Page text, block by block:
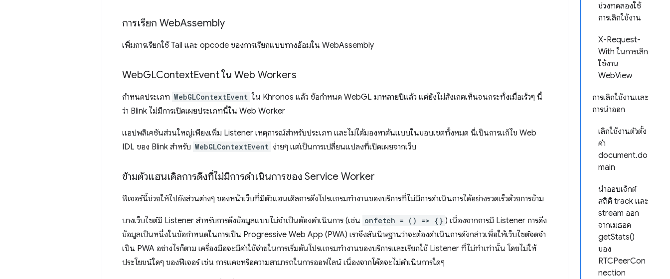
ช่วงทดลองใช้
การเลิกใช้งาน
X-Request-
With ในการเลิก
ใช้งาน
WebView
การเลิกใช้งานและ
การนำออก
เลิกใช้งานตัวตั้ง
ค่า
document.do
main
นำออบเจ็กต์
สถิติ track และ
stream ออก
จากเมธอด
getStats()
ของ
RTCPeerCon
nection
การเรียก WebAssembly
เพิ่มการเรียกใช้ Tail และ opcode ของการเรียกแบบทางอ้อมใน WebAssembly
WebGLContextEvent ใน Web Workers
กำหนดประเภท WebGLContextEvent ใน Khronos แล้ว ข้อกำหนด WebGL มาหลายปีแล้ว แต่ยังไม่สังเกตเห็นจนกระทั่งเมื่อเร็วๆ นี้
ว่า Blink ไม่มีการเปิดเผยประเภทนี้ใน Web Worker
แอปพลิเคชันส่วนใหญ่เพียงเพิ่ม Listener เหตุการณ์สำหรับประเภท และไม่ได้มองหาต้นแบบในขอบเขตทั้งหมด นี่เป็นการแก้ไข Web
IDL ของ Blink สำหรับ WebGLContextEvent ง่ายๆ แต่เป็นการเปลี่ยนแปลงที่เปิดเผยจากเว็บ
ข้ามตัวแฮนเดิลการดึงที่ไม่มีการดำเนินการของ Service Worker
ฟีเจอร์นี้ช่วยให้ไปยังส่วนต่างๆ ของหน้าเว็บที่มีตัวแฮนเดิลการดึงโปรแกรมทำงานของบริการที่ไม่มีการดำเนินการได้อย่างรวดเร็วด้วยการข้าม
บางเว็บไซต์มี Listener สำหรับการดึงข้อมูลแบบไม่จำเป็นต้องดำเนินการ (เช่น onfetch = () => {} ) เนื่องจากการมี Listener การดึง
ข้อมูลเป็นหนึ่งในข้อกำหนดในการเป็น Progressive Web App (PWA) เราจึงสันนิษฐานว่าจะต้องดำเนินการดังกล่าวเพื่อให้เว็บไซต์จดจำ
เป็น PWA อย่างไรก็ตาม เครื่องมือจะมีค่าใช้จ่ายในการเริ่มต้นโปรแกรมทำงานของบริการและเรียกใช้ Listener ที่ไม่ทำเท่านั้น โดยไม่ให้
ประโยชน์ใดๆ ของฟีเจอร์ เช่น การแคชหรือความสามารถในการออฟไลน์ เนื่องจากโค้ดจะไม่ดำเนินการใดๆ